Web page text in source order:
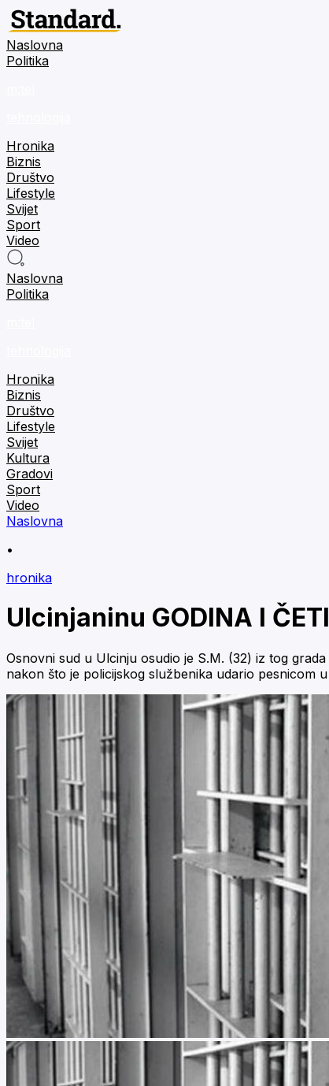
Naslovna
Politika
Hronika
Biznis
Društvo
Lifestyle
Svijet
Sport
Video
Naslovna
Politika
Hronika
Biznis
Društvo
Lifestyle
Svijet
Kultura
Gradovi
Sport
Video
Naslovna
•
hronika
Ulcinjaninu GODINA I
Osnovni sud u Ulcinju osudio je S.M. (32) iz tog
nakon što je policijskog službenika udario pesnicom